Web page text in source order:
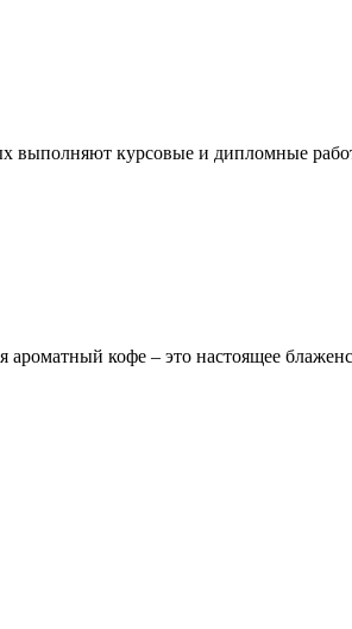
выполняют курсовые и дипломные
кофе – это настоящее